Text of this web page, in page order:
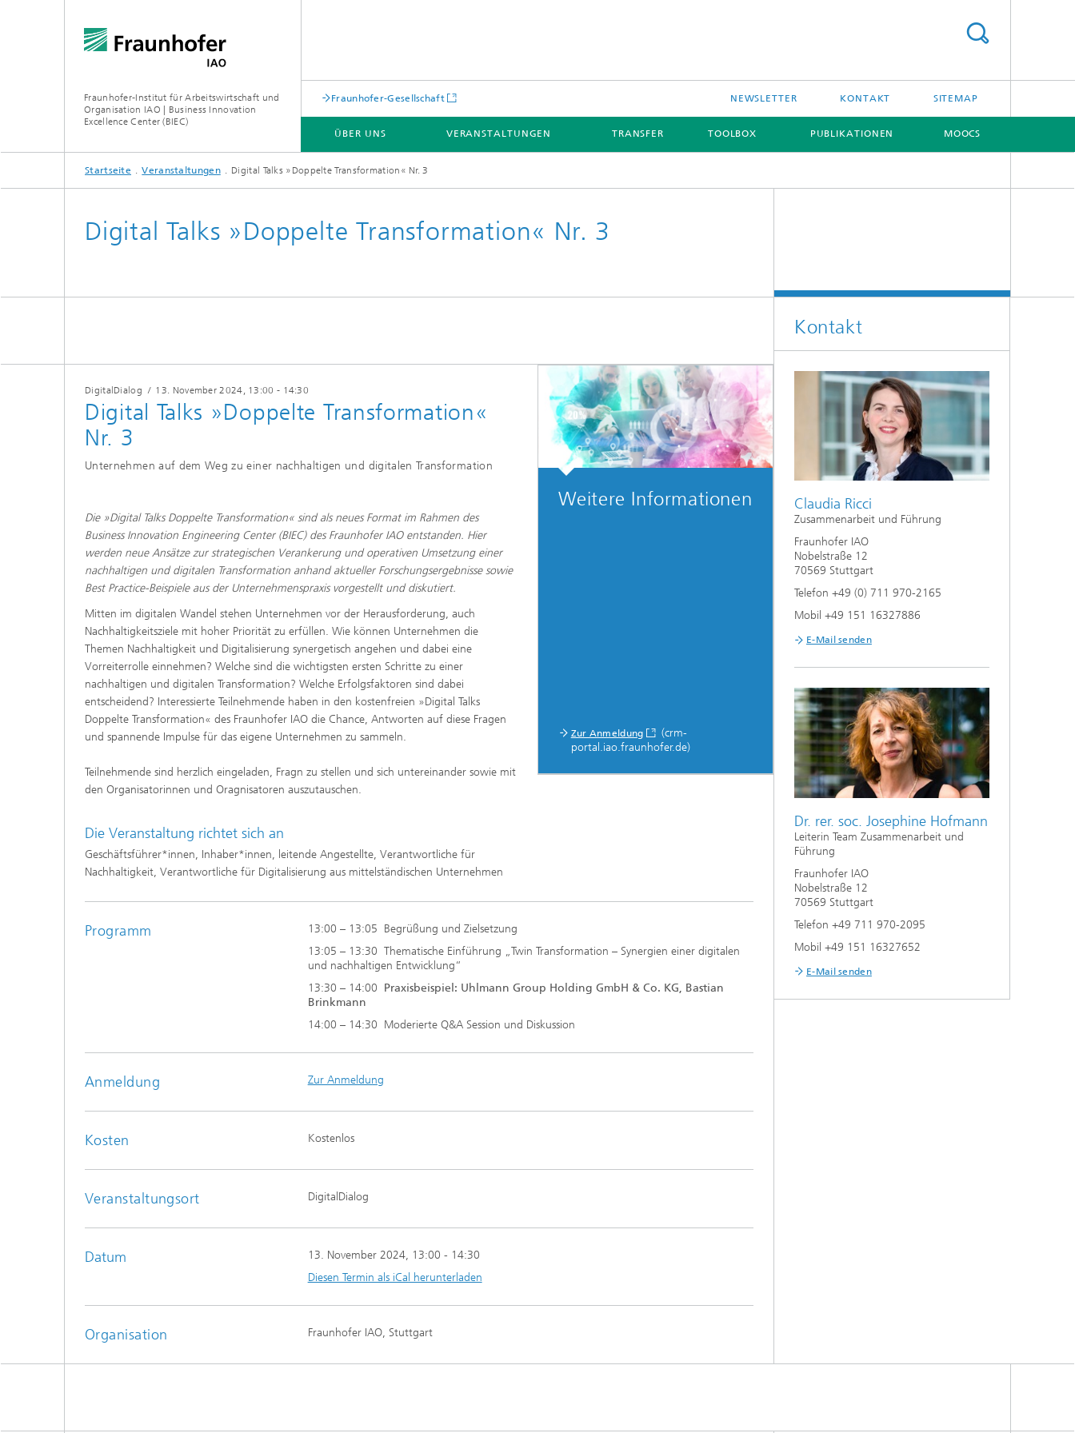
Fraunhofer-Institut für Arbeitswirtschaft und
Organisation IAO | Business Innovation
Excellence Center (BIEC)
Fraunhofer-Gesellschaft NEWSLETTER KONTAKT SITEMAP
ÜBER UNS VERANSTALTUNGEN TRANSFER TOOLBOX PUBLIKATIONEN MOOCS
Startseite Veranstaltungen ​Digital Talks »Doppelte Transformation«​ Nr. 3
​Digital Talks »Doppelte Transformation«​ Nr. 3
DigitalDialog / 13. November 2024, 13:00 - 14:30
​Digital Talks »Doppelte Transformation«​
Nr. 3
​Unternehmen auf dem Weg zu einer nachhaltigen und digitalen Transformation​
​​​Die »Digital Talks Doppelte Transformation« sind als neues Format im Rahmen des
Business Innovation Engineering Center (BIEC) des Fraunhofer IAO entstanden. Hier
werden neue Ansätze zur strategischen Verankerung und operativen Umsetzung einer
nachhaltigen und digitalen Transformation anhand aktueller Forschungsergebnisse sowie
Best Practice-Beispiele aus der Unternehmenspraxis vorgestellt und diskutiert.
​​​Mitten im digitalen Wandel stehen Unternehmen vor der Herausforderung, auch
Nachhaltigkeitsziele mit hoher Priorität zu erfüllen. Wie können Unternehmen die
Themen Nachhaltigkeit und Digitalisierung synergetisch angehen und dabei eine
Vorreiterrolle einnehmen? Welche sind die wichtigsten ersten Schritte zu einer
nachhaltigen und digitalen Transformation? Welche Erfolgsfaktoren sind dabei
entscheidend? Interessierte Teilnehmende haben in den kostenfreien »Digital Talks
Doppelte Transformation« des Fraunhofer IAO die Chance, Antworten auf diese Fragen
und spannende Impulse für das eigene Unternehmen zu sammeln.
Teilnehmende sind herzlich eingeladen, Fragn zu stellen und sich untereinander sowie mit
den Organisatorinnen und Oragnisatoren auszutauschen.
Die Veranstaltung richtet sich an
Geschäftsführer*innen, Inhaber*innen, leitende Angestellte, Verantwortliche für
Nachhaltigkeit, Verantwortliche für Digitalisierung aus mittelständischen Unternehmen​
Weitere Informationen
Zur Anmeldung
(crm-
portal.iao.fraunhofer.de)
Programm
13:00 – 13:05 Begrüßung und Zielsetzung
13:05 – 13:30 Thematische Einführung „Twin Transformation – Synergien einer digitalen
und nachhaltigen Entwicklung“
13:30 – 14:00 Praxisbeispiel: Uhlmann Group Holding GmbH & Co. KG, Bastian
Brinkmann
14:00 – 14:30 Moderierte Q&A Session und Diskussion
Anmeldung Zur Anmeldung
Kosten Kostenlos
Veranstaltungsort DigitalDialog
Datum 13. November 2024, 13:00 - 14:30
Diesen Termin als iCal herunterladen
Organisation Fraunhofer IAO, Stuttgart
Kontakt
Claudia Ricci
Zusammenarbeit und Führung
Fraunhofer IAO
Nobelstraße 12
70569 Stuttgart
Telefon +49 (0) 711 970-2165
Mobil +49 151 16327886
E-Mail senden
Dr. rer. soc. Josephine Hofmann
Leiterin Team Zusammenarbeit und
Führung
Fraunhofer IAO
Nobelstraße 12
70569 Stuttgart
Telefon +49 711 970-2095
Mobil +49 151 16327652
E-Mail senden